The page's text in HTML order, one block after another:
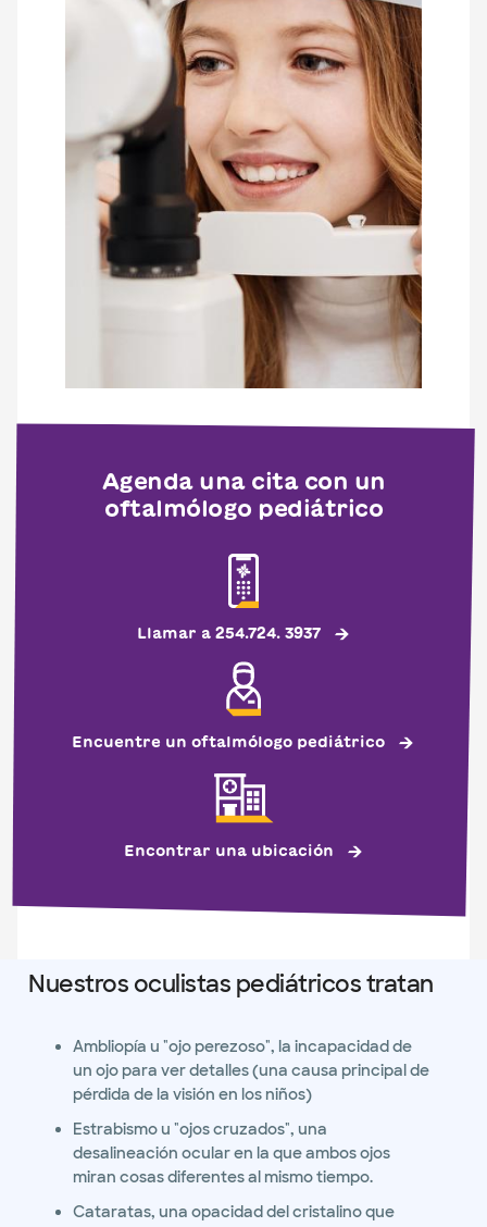
Agenda una cita con un
oftalmólogo pediátrico
Llamar a 254.724. 3937
Encuentre un oftalmólogo pediátrico
Encontrar una ubicación
Nuestros oculistas pediátricos tratan
Ambliopía u "ojo perezoso", la incapacidad de
un ojo para ver detalles (una causa principal de
pérdida de la visión en los niños)
Estrabismo u "ojos cruzados", una
desalineación ocular en la que ambos ojos
miran cosas diferentes al mismo tiempo.
Cataratas, una opacidad del cristalino que